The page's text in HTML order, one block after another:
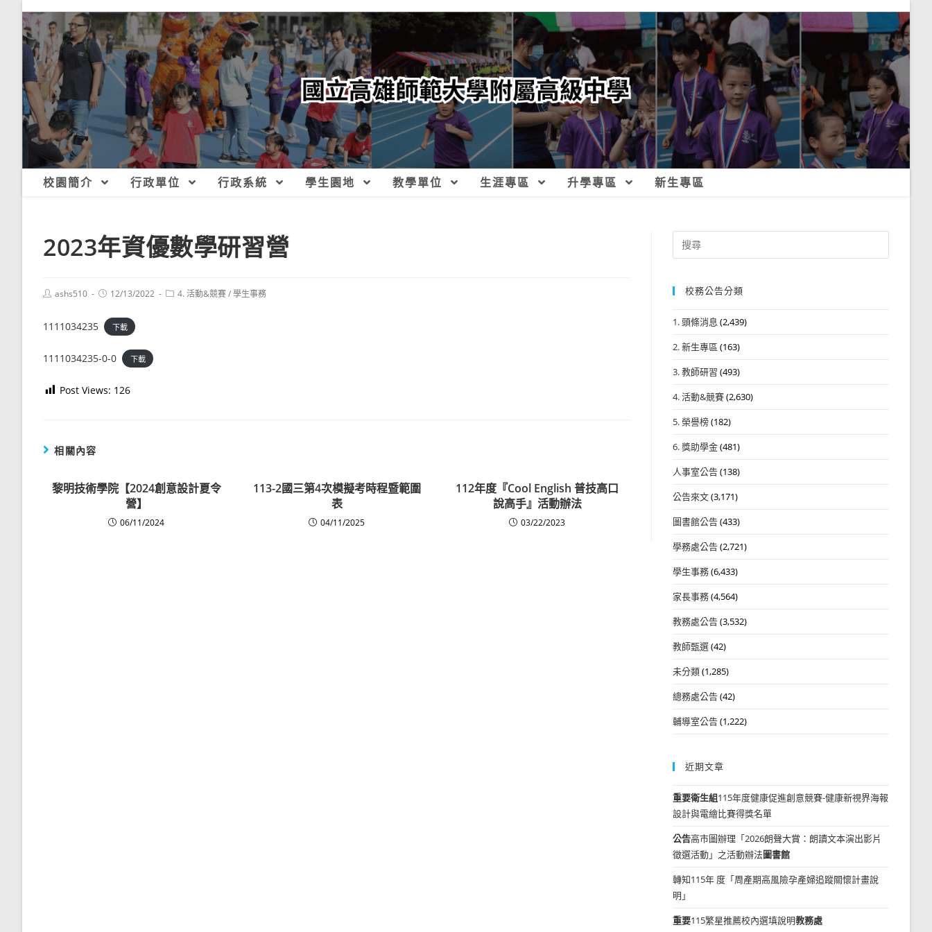
校園簡介 行政單位 行政系統 學生園地 教學單位 生涯專區 升學專區 新生專區
2023年資優數學研習營
Postashs510
Post12/13/2022
Post4. 活動&競賽/學生事務
1111034235 下載
1111034235-0-0 下載
Post Views: 126
相關內容
黎明技術學院【2024創意設計夏令
營】
06/11/2024
113-2國三第4次模擬考時程暨範圍
表
04/11/2025
112年度『Cool English 普技高口
說高手』活動辦法
03/22/2023
Search
for:
校務公告分類
1. 頭條消息 (2,439)
2. 新生專區 (163)
3. 教師研習 (493)
4. 活動&競賽(2,630)
5. 榮譽榜(182)
6. 獎助學金(481)
人事室公告(138)
公告來文(3,171)
圖書館公告(433)
學務處公告(2,721)
學生事務(6,433)
家長事務(4,564)
教務處公告(3,532)
教師甄選(42)
未分類(1,285)
總務處公告(42)
輔導室公告(1,222)
近期文章
重要衛生組115年度健康促進創意競賽-健康新視界海報
設計與電繪比賽得獎名單
公告高市圖辦理「2026朗聲大賞：朗讀文本演出影片
徵選活動」之活動辦法圖書館
轉知115年 度「周產期高風險孕產婦追蹤關懷計畫說
明」
重要115繁星推薦校內選填說明教務處